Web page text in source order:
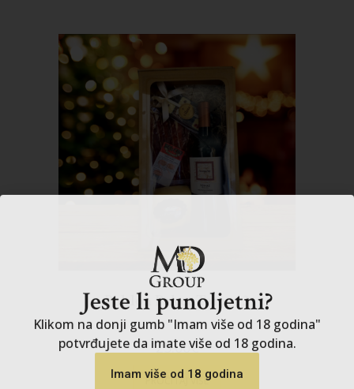
Poklon Paket Tomaz 3
25.00€
PROČITAJ VIŠE
Jeste li punoljetni?
Klikom na donji gumb "Imam više od 18 godina"
potvrđujete da imate više od 18 godina.
Imam više od 18 godina
Nemam 18 godina